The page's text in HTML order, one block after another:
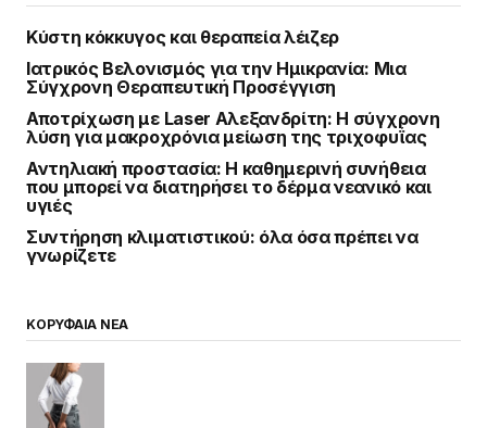
Κύστη κόκκυγος και θεραπεία λέιζερ
Ιατρικός Βελονισμός για την Ημικρανία: Μια
Σύγχρονη Θεραπευτική Προσέγγιση
Αποτρίχωση με Laser Αλεξανδρίτη: Η σύγχρονη
λύση για μακροχρόνια μείωση της τριχοφυΐας
Αντηλιακή προστασία: Η καθημερινή συνήθεια
που μπορεί να διατηρήσει το δέρμα νεανικό και
υγιές
Συντήρηση κλιματιστικού: όλα όσα πρέπει να
γνωρίζετε
ΚΟΡΥΦΑΙΑ ΝΕΑ